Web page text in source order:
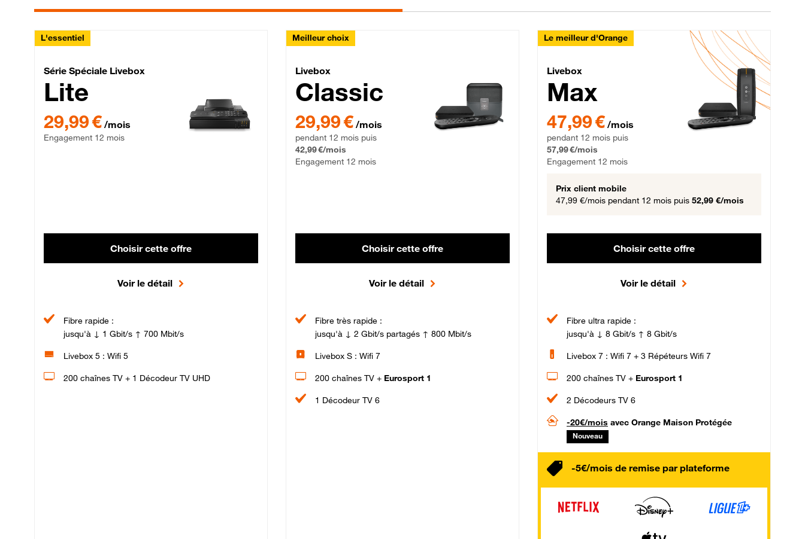
L'essentiel
Série Spéciale Livebox Lite Fibre
Série Spéciale Livebox
Lite
29,99 € par mois , Engagement 12 mois
29,99 € /mois
Engagement 12 mois
Choisir cette offre
Voir le détail
Fibre rapide :
jusqu'à ↓ 1 Gbit/s ↑ 700 Mbit/s
Livebox 5 : Wifi 5
200 chaînes TV + 1 Décodeur TV UHD
Meilleur choix
Livebox Classic Fibre
Livebox
Classic
29,99 € par mois pendant 12 mois puis 42,99 € par mois, Engagement 12 mois
29,99 € /mois
pendant 12 mois puis
42,99 €/mois
Engagement 12 mois
Choisir cette offre
Voir le détail
Fibre très rapide :
jusqu'à ↓ 2 Gbit/s partagés ↑ 800 Mbit/s
Livebox S : Wifi 7
200 chaînes TV + Eurosport 1
1 Décodeur TV 6
Le meilleur d'Orange
Livebox Max Fibre
Livebox
Max
47,99 € par mois pendant 12 mois puis 57,99 € par mois,
47,99 € /mois
pendant 12 mois puis
57,99 €/mois
Engagement 12 mois
Prix client mobile
47,99 €/mois pendant 12 mois puis 52,99 €/mois
Choisir cette offre
Voir le détail
Fibre ultra rapide :
jusqu'à ↓ 8 Gbit/s ↑ 8 Gbit/s
Livebox 7 : Wifi 7 + 3 Répéteurs Wifi 7
200 chaînes TV + Eurosport 1
2 Décodeurs TV 6
-20€/mois avec Orange Maison Protégée
Nouveau
-5€/mois de remise par plateforme